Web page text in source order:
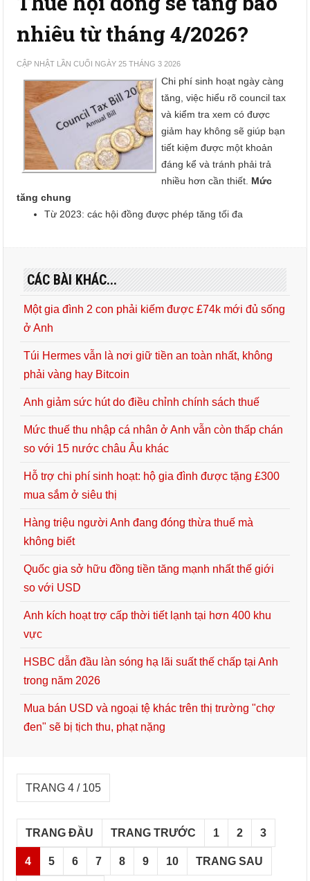
nhiêu từ tháng 4/2026?
CẬP NHẬT LẦN CUỐI NGÀY 25 THÁNG 3 2026
Chi phí sinh hoạt ngày càng
tăng, việc hiểu rõ council tax
và kiểm tra xem có được
giảm hay không sẽ giúp bạn
tiết kiệm được một khoản
đáng kể và tránh phải trả
nhiều hơn cần thiết. Mức
tăng chung
Từ 2023: các hội đồng được phép tăng tối đa
CÁC BÀI KHÁC...
Một gia đình 2 con phải kiếm được £74k mới đủ sống
ở Anh
Túi Hermes vẫn là nơi giữ tiền an toàn nhất, không
phải vàng hay Bitcoin
Anh giảm sức hút do điều chỉnh chính sách thuế
Mức thuế thu nhập cá nhân ở Anh vẫn còn thấp chán
so với 15 nước châu Âu khác
Hỗ trợ chi phí sinh hoạt: hộ gia đình được tặng £300
mua sắm ở siêu thị
Hàng triệu người Anh đang đóng thừa thuế mà
không biết
Quốc gia sở hữu đồng tiền tăng mạnh nhất thế giới
so với USD
Anh kích hoạt trợ cấp thời tiết lạnh tại hơn 400 khu
vực
HSBC dẫn đầu làn sóng hạ lãi suất thế chấp tại Anh
trong năm 2026
Mua bán USD và ngoại tệ khác trên thị trường "chợ
đen" sẽ bị tịch thu, phạt nặng
TRANG 4 / 105
TRANG ĐẦU TRANG TRƯỚC 1 2 3
4 5 6 7 8 9 10 TRANG SAU